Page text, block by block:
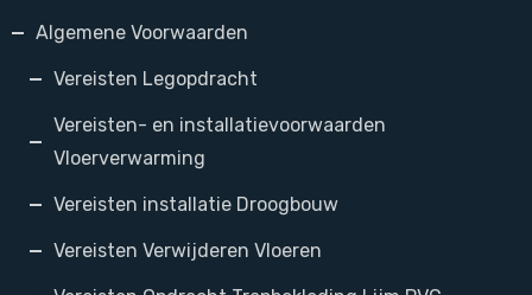
Algemene Voorwaarden
Vereisten Legopdracht
Vereisten- en installatievoorwaarden
Vloerverwarming
Vereisten installatie Droogbouw
Vereisten Verwijderen Vloeren